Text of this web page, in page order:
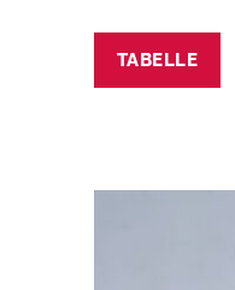
TABELLE